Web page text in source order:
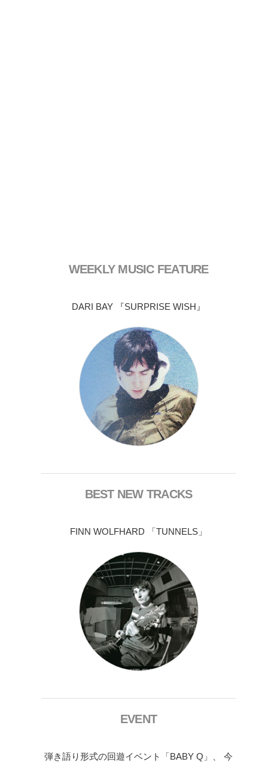
WEEKLY MUSIC FEATURE
DARI BAY 『SURPRISE WISH』
BEST NEW TRACKS
FINN WOLFHARD 「TUNNELS」
EVENT
弾き語り形式の回遊イベント「BABY Q」、 今